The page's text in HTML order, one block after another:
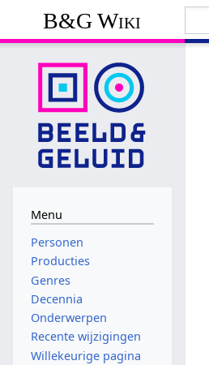
B&G Wiki
Menu
Personen
Producties
Genres
Decennia
Onderwerpen
Recente wijzigingen
Willekeurige pagina